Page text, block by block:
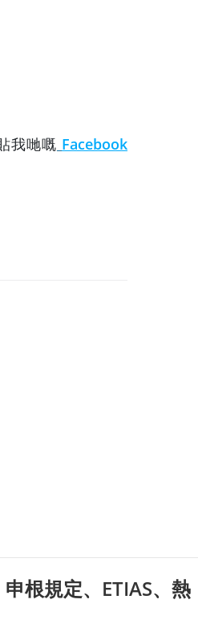
我哋嘅 Facebook
根規定、ETIAS、熱